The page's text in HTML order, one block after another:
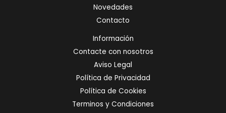
Novedades
Contacto
Información
Contacte con nosotros
Aviso Legal
Política de Privacidad
Política de Cookies
Terminos y Condiciones